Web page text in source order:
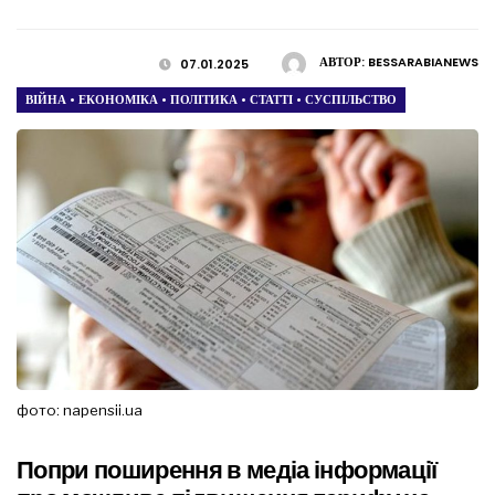
АВТОР: BESSARABIANEWS
07.01.2025
ВІЙНА • ЕКОНОМІКА • ПОЛІТИКА • СТАТТІ • СУСПІЛЬСТВО
фото: napensii.ua
Попри поширення в медіа інформації